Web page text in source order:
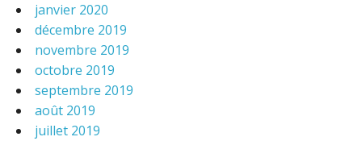
janvier 2020
décembre 2019
novembre 2019
octobre 2019
septembre 2019
août 2019
juillet 2019